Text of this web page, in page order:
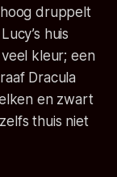
druppelt
huis
kleur; een
Dracula
en zwart
thuis niet